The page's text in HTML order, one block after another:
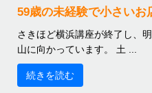
59歳の未経験で小さいお
さきほど横浜講座が終了し、
山に向かっています。 土 ...
続きを読む